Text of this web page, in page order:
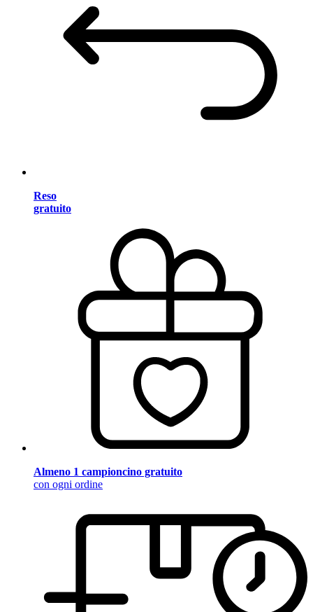
Reso
gratuito
Almeno 1 campioncino gratuito
con ogni ordine